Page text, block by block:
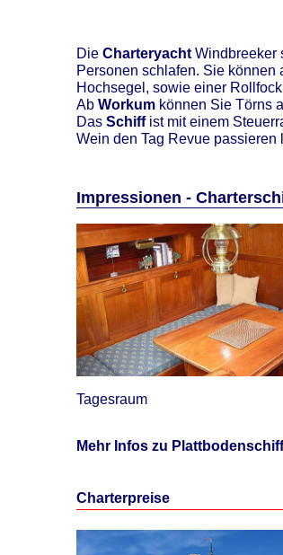
DieCharteryachtWindbreeker
Personen schlafen. Sie
Hochsegel, sowie einer
AbWorkum können Sie Törns
DasSchiffist mit einem
Wein den Tag Revue
Impressionen -
Tagesraum
Mehr Infos zu
Charterpreise